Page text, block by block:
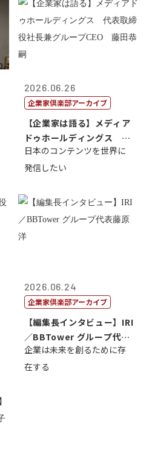
2026.06.26
企業家倶楽部アーカイブ
【企業家は語る】メディア
ドゥホールディングス 代
表取締役社長...
日本のコンテンツを世界に
発信したい
2026.06.24
企業家倶楽部アーカイブ
【編集長インタビュー】IRI
／BBTower グループ代表
藤...
企業は未来を創るために存
在する